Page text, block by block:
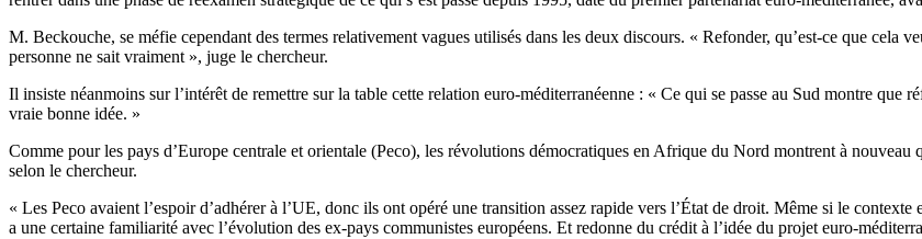
M. Beckouche, se méfie cependant des termes relativement vagues utilisés dans les deux discours. « Refonder, qu’est-ce que cela
personne ne sait vraiment », juge le chercheur.
Il insiste néanmoins sur l’intérêt de remettre sur la table cette relation euro-méditerranéenne : « Ce qui se passe au Sud montre que
vraie bonne idée. »
Comme pour les pays d’Europe centrale et orientale (Peco), les révolutions démocratiques en Afrique du Nord montrent à
selon le chercheur.
« Les Peco avaient l’espoir d’adhérer à l’UE, donc ils ont opéré une transition assez rapide vers l’État de droit. Même si le
a une certaine familiarité avec l’évolution des ex-pays communistes européens. Et redonne du crédit à l’idée du projet euro-